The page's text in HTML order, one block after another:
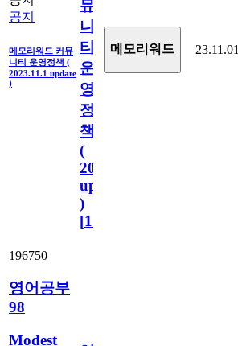
공지
메모리워드 커뮤
니티 운영정책 (
2023.11.1 update
)
뮤
니
티
운
영
정
책
(
2023.11.1
update
)
[110
메모리워드 23.11.01
196750
영어공부
98
Modest